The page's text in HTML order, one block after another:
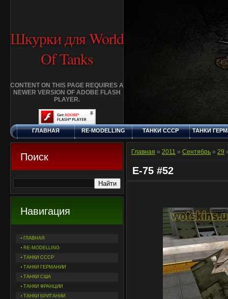
Шкурки для World
Of Tanks
CONTENT ON THIS PAGE REQUIRES A
NEWER VERSION OF ADOBE FLASH
PLAYER.
СУББОТА, 8.8.2026
ГЛАВНАЯ RE-MODELLING ТАНКИ СССР ТАНКИ
ДОБАВИТЬ
КЛАНЫ FAQ
Поиск
Навигация
ГЛАВНАЯ
RE-MODELLING
ТАНКИ СССР
ТАНКИ ГЕРМАНИИ
ТАНКИ США
ТАНКИ ФРАНЦИИ
ТАНКИ БРИТАНИИ
Главная » 2011 » Сентябрь » 29
E-75 #52